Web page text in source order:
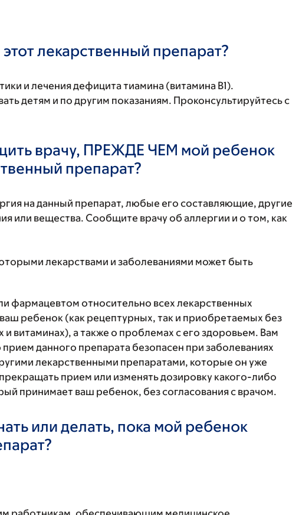
лекарственный препарат?
и лечения дефицита тиамина (витамина В1).
детям и по другим показаниям. Проконсультируйтесь с
врачу, ПРЕЖДЕ ЧЕМ мой ребенок
препарат?
на данный препарат, любые его составляющие, другие
или вещества. Сообщите врачу об аллергии и о том, как
лекарствами и заболеваниями может быть
фармацевтом относительно всех лекарственных
ребенок (как рецептурных, так и приобретаемых без
и витаминах), а также о проблемах с его здоровьем. Вам
данного препарата безопасен при заболеваниях
лекарственными препаратами, которые он уже
прием или изменять дозировку какого-либо
принимает ваш ребенок, без согласования с врачом.
или делать, пока мой ребенок